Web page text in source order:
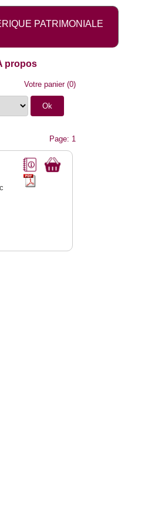
PATRIMONIALE
propos
Votre panier(0)
Page: 1